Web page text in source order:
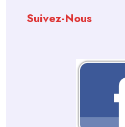
Suivez-Nous